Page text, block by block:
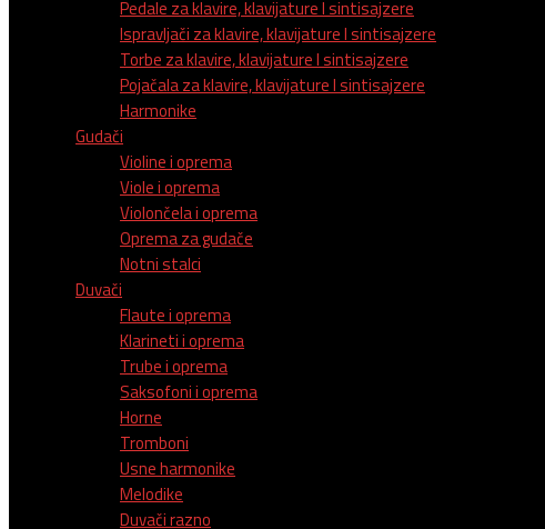
Pedale za klavire, klavijature I sintisajzere
Ispravljači za klavire, klavijature I sintisajzere
Torbe za klavire, klavijature I sintisajzere
Pojačala za klavire, klavijature I sintisajzere
Harmonike
Gudači
Violine i oprema
Viole i oprema
Violončela i oprema
Oprema za gudače
Notni stalci
Duvači
Flaute i oprema
Klarineti i oprema
Trube i oprema
Saksofoni i oprema
Horne
Tromboni
Usne harmonike
Melodike
Duvači razno